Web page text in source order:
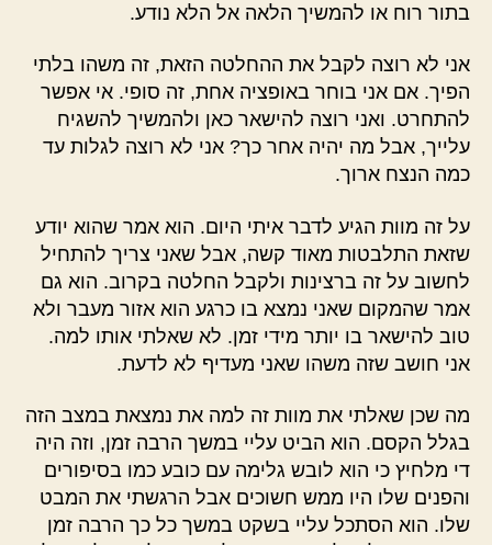
בתור רוח או להמשיך הלאה אל הלא נודע.
אני לא רוצה לקבל את ההחלטה הזאת, זה משהו בלתי
הפיך. אם אני בוחר באופציה אחת, זה סופי. אי אפשר
להתחרט. ואני רוצה להישאר כאן ולהמשיך להשגיח
עלייך, אבל מה יהיה אחר כך? אני לא רוצה לגלות עד
כמה הנצח ארוך.
על זה מוות הגיע לדבר איתי היום. הוא אמר שהוא יודע
שזאת התלבטות מאוד קשה, אבל שאני צריך להתחיל
לחשוב על זה ברצינות ולקבל החלטה בקרוב. הוא גם
אמר שהמקום שאני נמצא בו כרגע הוא אזור מעבר ולא
טוב להישאר בו יותר מידי זמן. לא שאלתי אותו למה.
אני חושב שזה משהו שאני מעדיף לא לדעת.
מה שכן שאלתי את מוות זה למה את נמצאת במצב הזה
בגלל הקסם. הוא הביט עליי במשך הרבה זמן, וזה היה
די מלחיץ כי הוא לובש גלימה עם כובע כמו בסיפורים
והפנים שלו היו ממש חשוכים אבל הרגשתי את המבט
שלו. הוא הסתכל עליי בשקט במשך כל כך הרבה זמן